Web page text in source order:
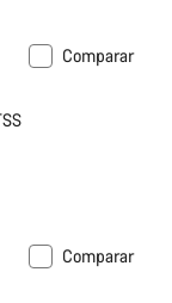
Comparar
Comparar